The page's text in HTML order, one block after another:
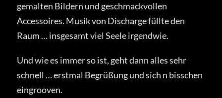
gemalten Bildern und geschmackvollen
Accessoires. Musik von Discharge füllte den
Raum … insgesamt viel Seele irgendwie.
Und wie es immer so ist, geht dann alles sehr
schnell … erstmal Begrüßung und sich n bisschen
eingrooven.